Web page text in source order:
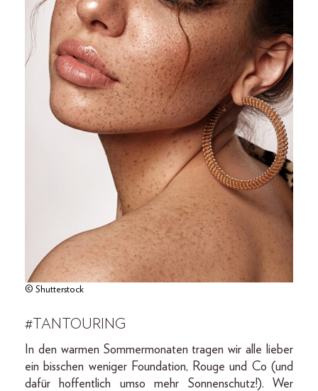
© Shutterstock
#TANTOURING
In den warmen Sommermonaten tragen wir alle lieber
ein bisschen weniger Foundation, Rouge und Co (und
dafür hoffentlich umso mehr Sonnenschutz!). Wer